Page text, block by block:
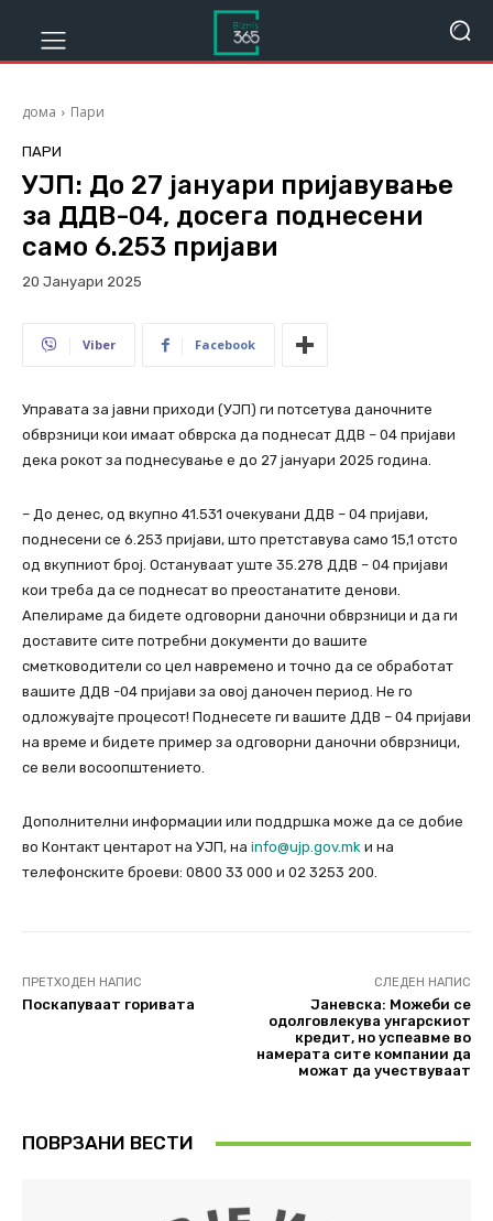
дома Пари
ПАРИ
УЈП: До 27 јануари пријавување
за ДДВ-04, досега поднесени
само 6.253 пријави
20 Јануари 2025
Viber Facebook
Управата за јавни приходи (УЈП) ги потсетува даночните
обврзници кои имаат обврска да поднесат ДДВ – 04 пријави
дека рокот за поднесување е до 27 јануари 2025 година.
– До денес, од вкупно 41.531 очекувани ДДВ – 04 пријави,
поднесени се 6.253 пријави, што претставува само 15,1 отсто
од вкупниот број. Остануваат уште 35.278 ДДВ – 04 пријави
кои треба да се поднесат во преостанатите денови.
Апелираме да бидете одговорни даночни обврзници и да ги
доставите сите потребни документи до вашите
сметководители со цел навремено и точно да се обработат
вашите ДДВ -04 пријави за овој даночен период. Не го
одложувајте процесот! Поднесете ги вашите ДДВ – 04 пријави
на време и бидете пример за одговорни даночни обврзници,
се вели восоопштението.
Дополнителни информации или поддршка може да се добие
во Контакт центарот на УЈП, на info@ujp.gov.mk и на
телефонските броеви: 0800 33 000 и 02 3253 200.
ПРЕТХОДЕН НАПИС
Поскапуваат горивата
СЛЕДЕН НАПИС
Јаневска: Можеби се
одолговлекува унгарскиот
кредит, но успеавме во
намерата сите компании да
можат да учествуваат
ПОВРЗАНИ ВЕСТИ